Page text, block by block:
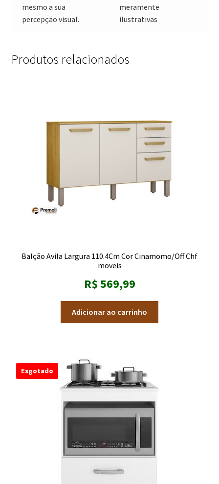
mesmo a sua
percepção visual.
meramente
ilustrativas
Produtos relacionados
Balção Avila Largura 110.4Cm Cor Cinamomo/Off Chf
moveis
R$569,99
Adicionar ao carrinho
Esgotado